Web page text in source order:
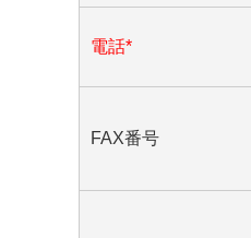
電話*
FAX番号